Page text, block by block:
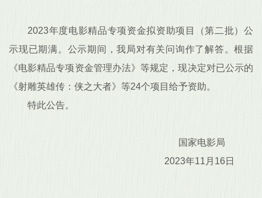
2023年度电影精品专项资金拟资助项目（第二批）公
示现已期满。公示期间，我局对有关问询作了解答。根据
《电影精品专项资金管理办法》等规定，现决定对已公示的
《射雕英雄传：侠之大者》等24个项目给予资助。
特此公告。
国家电影局
2023年11月16日